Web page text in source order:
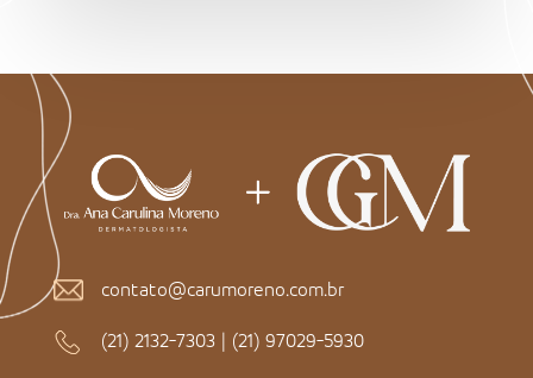
contato@carumoreno.com.br
(21) 2132-7303 | (21) 97029-5930